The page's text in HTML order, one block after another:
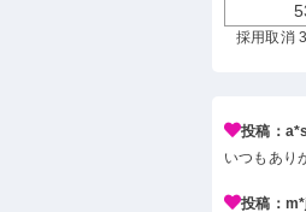
採用取消
投稿：
いつもあり
投稿：